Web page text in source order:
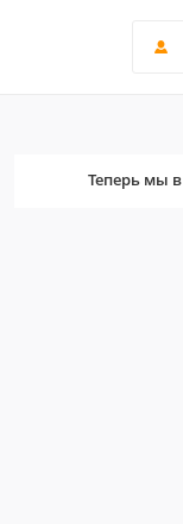
Теперь мы в